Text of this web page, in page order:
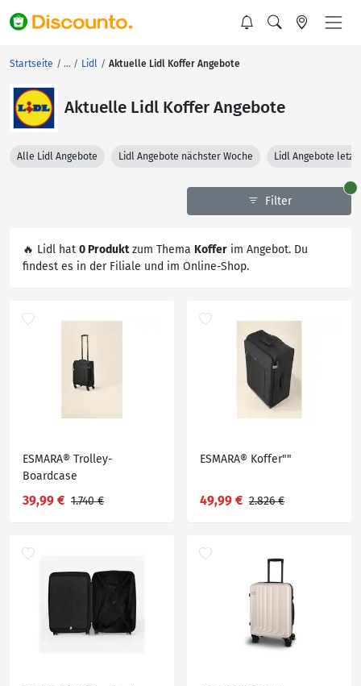
Startseite Lidl Aktuelle Lidl Koffer Angebote
Aktuelle Lidl Koffer Angebote
Alle Lidl Angebote Lidl Angebote nächster Woche Lidl Angebote
Filter
🔥 Lidl hat 0 Produktzum Thema Koffer im Angebot. Du
findest es in der Filiale und im Online-Shop.
ESMARA® Trolley-
Boardcase
39,99 € 1.740 €
ESMARA® Koffer""
49,99 € 2.826 €